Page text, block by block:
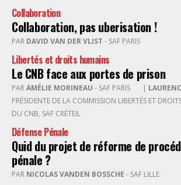
Collaboration
Collaboration, pas uberisation !
PAR DAVID VAN DER VLIST - SAF PARIS
Libertés et droits humains
Le CNB face aux portes de prison
PARAMÉLIE MORINEAU - SAF PARIS |
PRÉSIDENTE DE LA COMMISSION LIBERTÉS ET
DU CNB, SAF CRÉTEIL
Défense Pénale
Quid du projet de réforme de
pénale ?
PAR NICOLAS VANDEN BOSSCHE - SAF LILLE